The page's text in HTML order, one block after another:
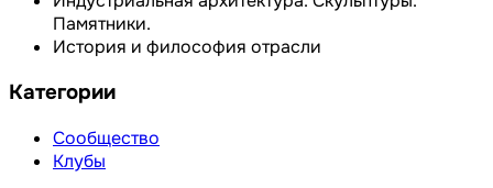
Памятники.
История и философия отрасли
Категории
Сообщество
Клубы